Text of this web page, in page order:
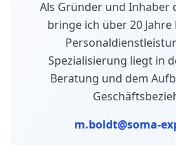
Als Gründer und Inhaber
bringe ich über 20
Spezialisierung liegt in
Beratung und dem
m.boldt@soma-